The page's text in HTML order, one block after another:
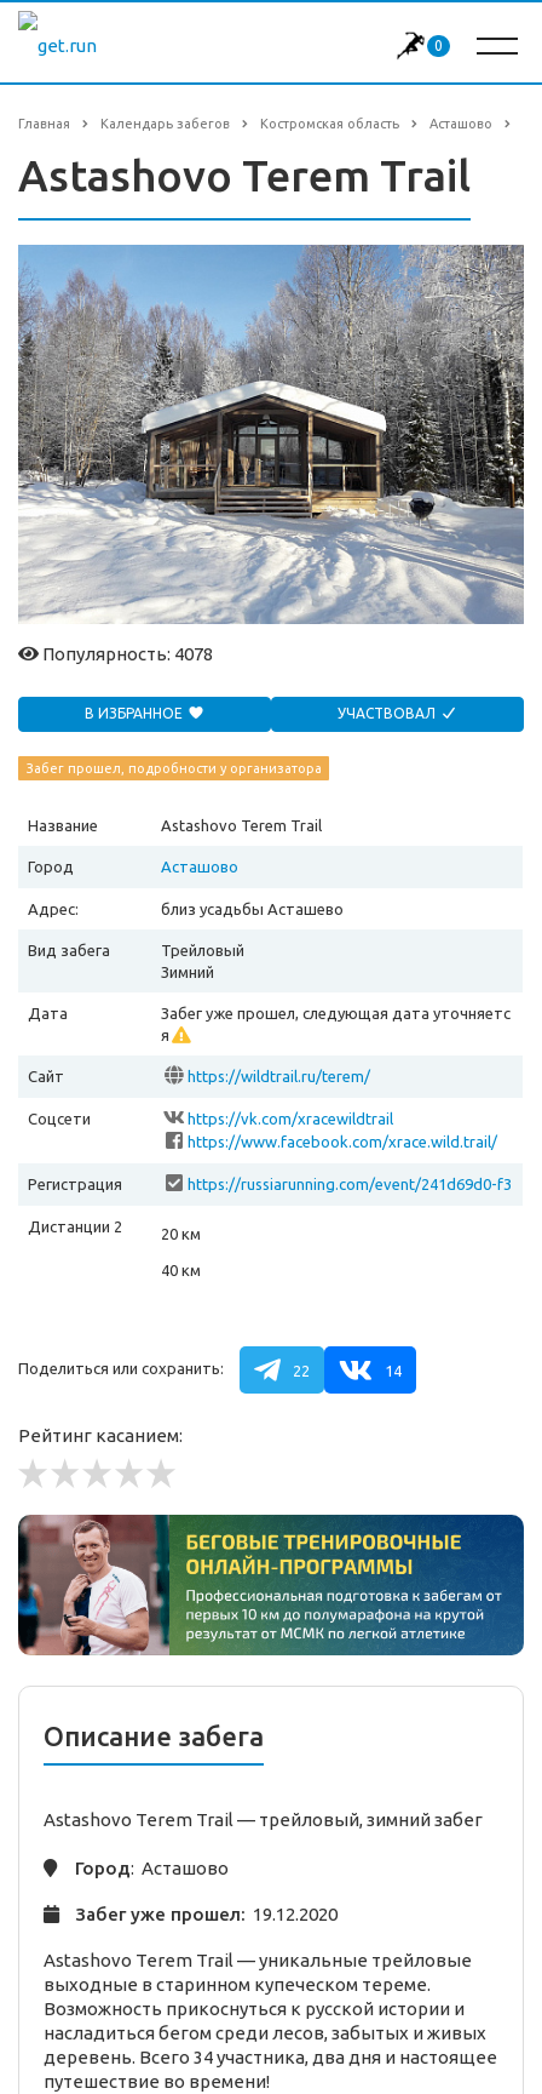
0
Главная Календарь забегов Костромская область Асташово
Astashovo Terem Trail
Популярность: 4078
В ИЗБРАННОЕ УЧАСТВОВАЛ
Забег прошел, подробности у организатора
Название Astashovo Terem Trail
Город Асташово
Адрес: близ усадьбы Асташево
Вид забега
Трейловый
Зимний
Дата
Забег уже прошел, следующая дата уточняетс
я
Сайт https://wildtrail.ru/terem/
Соцсети
https://vk.com/xracewildtrail
https://www.facebook.com/xrace.wild.trail/
Регистрация
https://russiarunning.com/event/241d69d0-f3
Дистанции 2
20 км
40 км
Поделиться или сохранить: 22 14
Рейтинг касанием:
Описание забега
Astashovo Terem Trail — трейловый,зимнийзабег
Город: Асташово
Забег уже прошел: 19.12.2020
Astashovo Terem Trail — уникальные трейловые
выходные в старинном купеческом тереме.
Возможность прикоснуться к русской истории и
насладиться бегом среди лесов, забытых и живых
деревень. Всего 34 участника, два дня и настоящее
путешествие во времени!